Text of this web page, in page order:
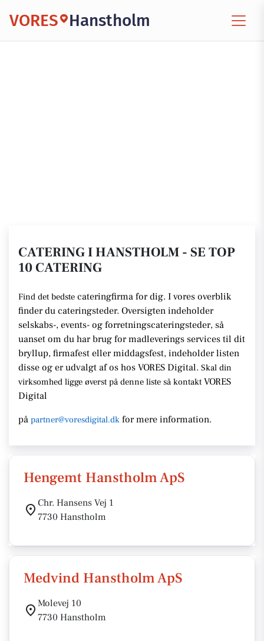
VORES Hanstholm
CATERING I HANSTHOLM - SE TOP
10 CATERING
Find det bedste cateringfirma for dig. I vores overblik
finder du cateringsteder. Oversigten indeholder
selskabs-, events- og forretningscateringsteder, så
uanset om du har brug for madleverings services til dit
bryllup, firmafest eller middagsfest, indeholder listen
disse og er udvalgt af os hos VORES Digital. Skal din
virksomhed ligge øverst på denne liste så kontakt VORES
Digital
på partner@voresdigital.dk for mere information.
Hengemt Hanstholm ApS
Chr. Hansens Vej 1
7730 Hanstholm
Medvind Hanstholm ApS
Molevej 10
7730 Hanstholm